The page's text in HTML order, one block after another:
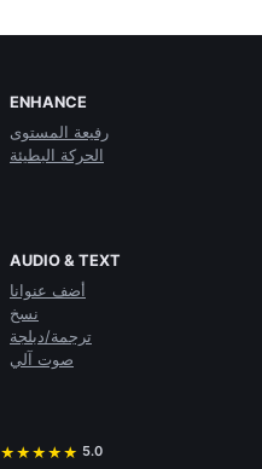
ENHANCE
رفيعة المستوى
الحركة البطيئة
AUDIO & TEXT
أضف عنوانا
نسخ
ترجمة/دبلجة
صوت آلي
★ ★ ★ ★ ★ 5.0